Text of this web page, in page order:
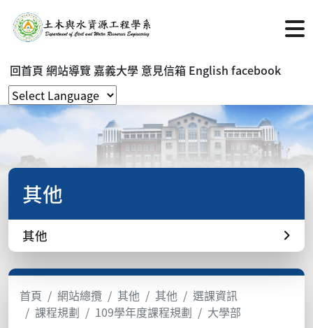
回首頁 網站導覽 嘉義大學 意見信箱 English facebook
其他
其他
首頁 網站總攬 其他 其他
選課資訊
課程規劃
109學年度課程規劃 大學部